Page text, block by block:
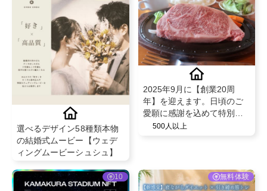
選べるデザイン58種類本物
の結婚式ムービー【ウェデ
ィングムービーシュシュ】
2025年9月に【創業20周
年】を迎えます。日頃のご
愛願に感謝を込めて特別イ
ベントを開催！この機会
いたします。 黒毛和牛！サ
ーロインステーキセット提
500人以上
10 無料体験